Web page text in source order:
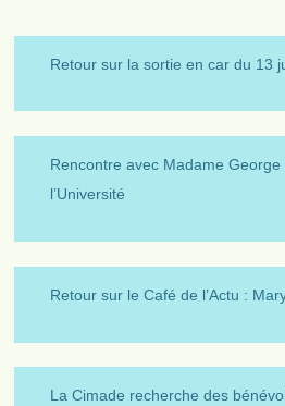
Retour sur la sortie en car du 13
Rencontre avec Madame
l’Université
Retour sur le Café de l’Actu :
La Cimade recherche des